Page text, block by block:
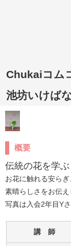
Chukaiコム
池坊いけば
概要
伝統の花を学ぶ
お花に触れる安ら
素晴らしさをお伝え
写真は入会2年目Yさ
講 師